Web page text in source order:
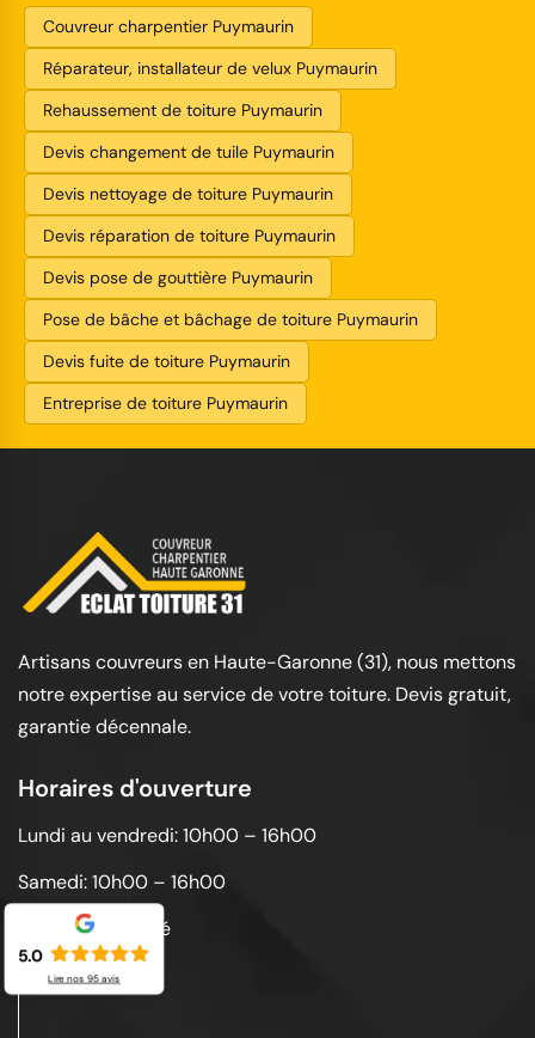
Couvreur charpentier Puymaurin
Réparateur, installateur de velux Puymaurin
Rehaussement de toiture Puymaurin
Devis changement de tuile Puymaurin
Devis nettoyage de toiture Puymaurin
Devis réparation de toiture Puymaurin
Devis pose de gouttière Puymaurin
Pose de bâche et bâchage de toiture Puymaurin
Devis fuite de toiture Puymaurin
Entreprise de toiture Puymaurin
Artisans couvreurs en Haute-Garonne (31), nous mettons
notre expertise au service de votre toiture. Devis gratuit,
garantie décennale.
Horaires d'ouverture
Lundi au vendredi: 10h00 – 16h00
Samedi: 10h00 – 16h00
Dimanche: Fermé
5.0
Lire nos 95avis